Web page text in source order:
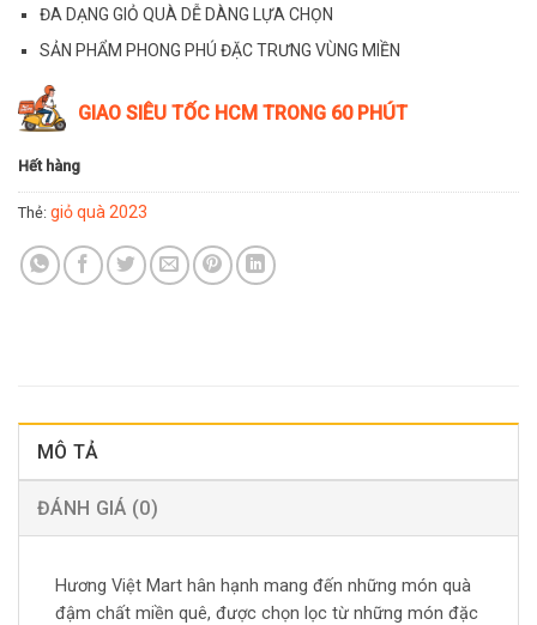
ĐA DẠNG GIỎ QUÀ DỄ DÀNG LỰA CHỌN
SẢN PHẨM PHONG PHÚ ĐẶC TRƯNG VÙNG MIỀN
GIAO SIÊU TỐC HCM TRONG 60 PHÚT
Hết hàng
Thẻ: giỏ quà 2023
MÔ TẢ
ĐÁNH GIÁ (0)
Hương Việt Mart hân hạnh mang đến những món quà
đậm chất miền quê, được chọn lọc từ những món đặc